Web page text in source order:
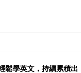
鬆學英文，持續累積出